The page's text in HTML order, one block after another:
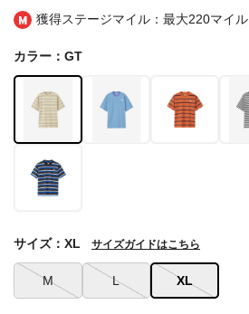
獲得ステージマイル：最大220マイル
カラー：GT
M L XL
サイズ：XL サイズガイドはこちら